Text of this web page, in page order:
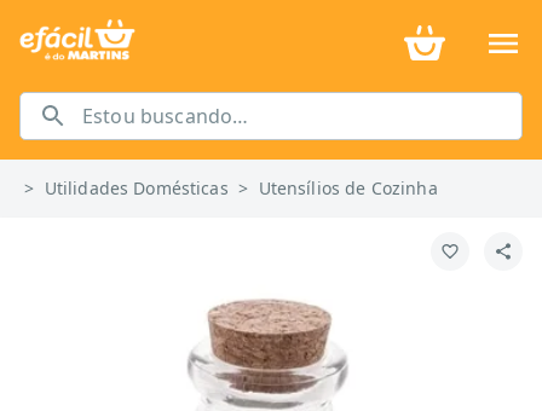
> Utilidades Domésticas > Utensílios de Cozinha